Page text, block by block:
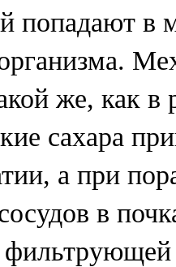
попадают в
же, как
сахара
а при
в